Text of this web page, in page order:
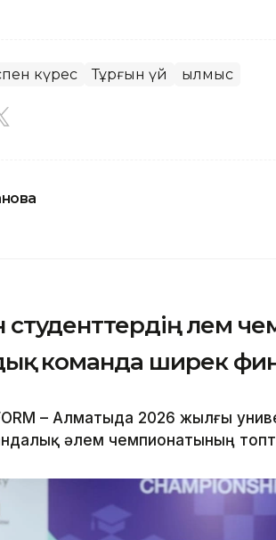
күрес Тұрғын үй Қылмыс
әлем
команда ширек
– Алматыда 2026 жылғы
әлем чемпионатының